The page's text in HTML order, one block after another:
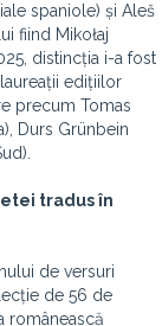
spaniole) și Aleš
fiind Mikołaj
distincția i-a fost
edițiilor
precum Tomas
Durs Grünbein
tradus în
de versuri
de 56 de
românească